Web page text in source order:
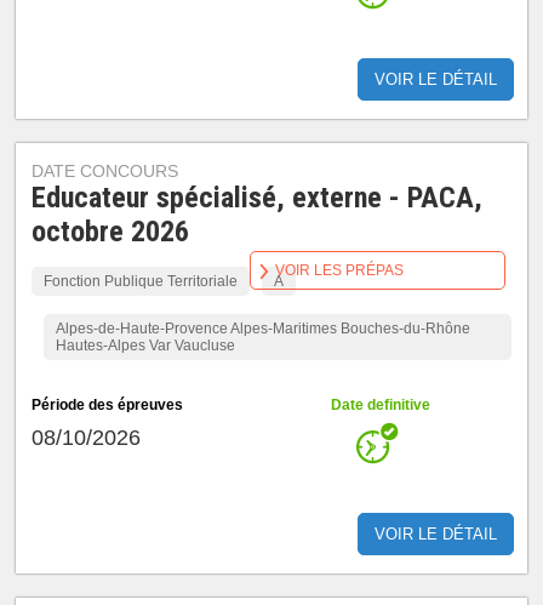
VOIR LE DÉTAIL
DATE CONCOURS
Educateur spécialisé, externe - PACA,
octobre 2026
Fonction Publique Territoriale A
Alpes-de-Haute-Provence Alpes-Maritimes Bouches-du-Rhône
Hautes-Alpes Var Vaucluse
Période des épreuves
08/10/2026
Date definitive
VOIR LE DÉTAIL
VOIR LES PRÉPAS